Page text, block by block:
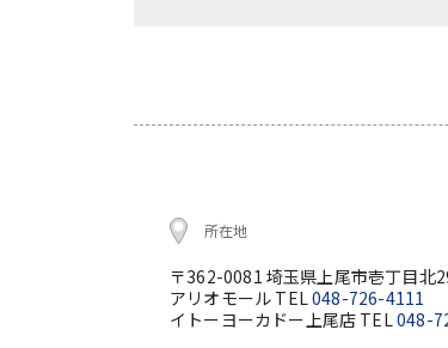
所在地
〒362-0081 埼玉県上尾市壱丁目北
アリオモール TEL048-726-4111
イトーヨーカドー上尾店 TEL048-